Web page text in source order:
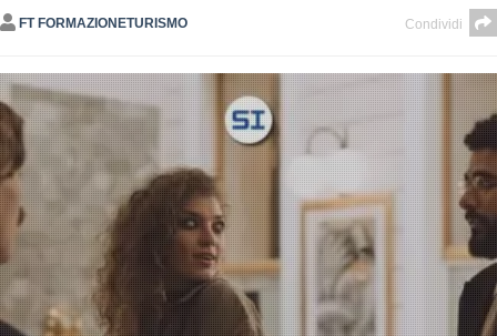
FT FORMAZIONETURISMO Condividi